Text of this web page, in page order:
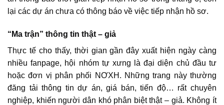
lại các dự án chưa có thông báo về việc tiếp nhận hồ sơ.
“Ma trận” thông tin thật – giả
Thực tế cho thấy, thời gian gần đây xuất hiện ngày càng
nhiều fanpage, hội nhóm tự xưng là đại diện chủ đầu tư
hoặc đơn vị phân phối NƠXH. Những trang này thường
đăng tải thông tin dự án, giá bán, tiến độ… rất chuyên
nghiệp, khiến người dân khó phân biệt thật – giả. Không ít